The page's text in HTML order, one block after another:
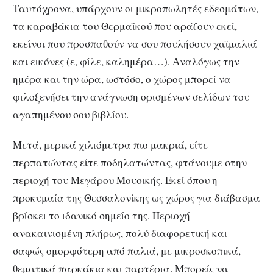
Ταυτόχρονα, υπάρχουν οι μικροπωλητές εδεσμάτων,
τα καραβάκια του Θερμαϊκού που αράζουν εκεί,
εκείνοι που προσπαθούν να σου πουλήσουν χαϊμαλιά
και εικόνες (ε, φίλε, καλημέρα…). Αναλόγως την
ημέρα και την ώρα, ωστόσο, ο χώρος μπορεί να
φιλοξενήσει την ανάγνωση ορισμένων σελίδων του
αγαπημένου σου βιβλίου.
Μετά, μερικά χιλιόμετρα πιο μακριά, είτε
περπατώντας είτε ποδηλατώντας, φτάνουμε στην
περιοχή του Μεγάρου Μουσικής. Εκεί όπου η
προκυμαία της Θεσσαλονίκης ως χώρος για διάβασμα
βρίσκει το ιδανικό σημείο της. Περιοχή
ανακαινισμένη πλήρως, πολύ διαφορετική και
σαφώς ομορφότερη από παλιά, με μικροσκοπικά,
θεματικά παρκάκια και παρτέρια. Μπορείς να